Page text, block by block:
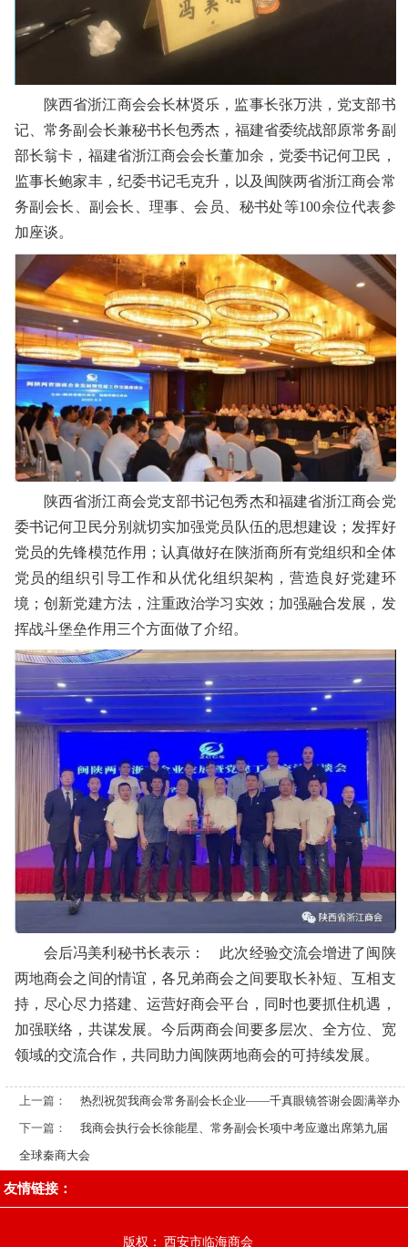
陕西省浙江商会会长林贤乐，监事长张万洪，党支部书
记、常务副会长兼秘书长包秀杰，福建省委统战部原常务副
部长翁卡，福建省浙江商会会长董加余，党委书记何卫民，
监事长鲍家丰，纪委书记毛克升，以及闽陕两省浙江商会常
务副会长、副会长、理事、会员、秘书处等100余位代表参
加座谈。
陕西省浙江商会党支部书记包秀杰和福建省浙江商会党
委书记何卫民分别就切实加强党员队伍的思想建设；发挥好
党员的先锋模范作用；认真做好在陕浙商所有党组织和全体
党员的组织引导工作和从优化组织架构，营造良好党建环
境；创新党建方法，注重政治学习实效；加强融合发展，发
挥战斗堡垒作用三个方面做了介绍。
会后冯美利秘书长表示： 此次经验交流会增进了闽陕
两地商会之间的情谊，各兄弟商会之间要取长补短、互相支
持，尽心尽力搭建、运营好商会平台，同时也要抓住机遇，
加强联络，共谋发展。今后两商会间要多层次、全方位、宽
领域的交流合作，共同助力闽陕两地商会的可持续发展。
上一篇：
热烈祝贺我商会常务副会长企业——千真眼镜答谢会圆满举办
下一篇：
我商会执行会长徐能星、常务副会长项中考应邀出席第九届
全球秦商大会
友情链接：
版权： 西安市临海商会